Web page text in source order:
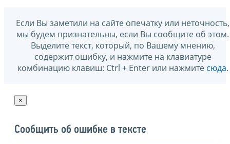
Если Вы заметили на сайте опечатку или неточность,
мы будем признательны, если Вы сообщите об этом.
Выделите текст, который, по Вашему мнению,
содержит ошибку, и нажмите на клавиатуре
комбинацию клавиш: Ctrl + Enter или нажмите сюда.
×
Сообщить об ошибке в тексте